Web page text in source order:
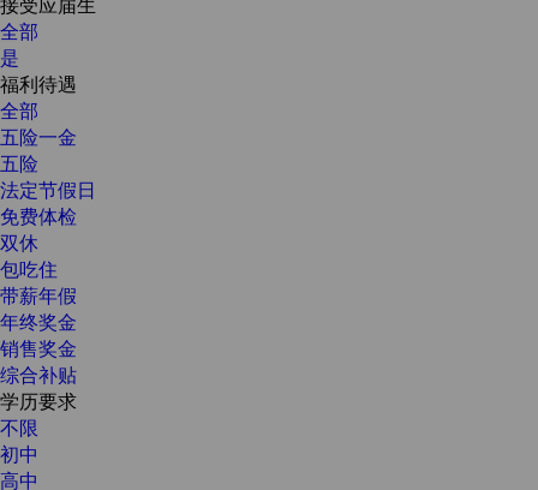
全部
是
福利待遇
全部
五险一金
五险
法定节假日
免费体检
双休
包吃住
带薪年假
年终奖金
销售奖金
综合补贴
学历要求
不限
初中
高中